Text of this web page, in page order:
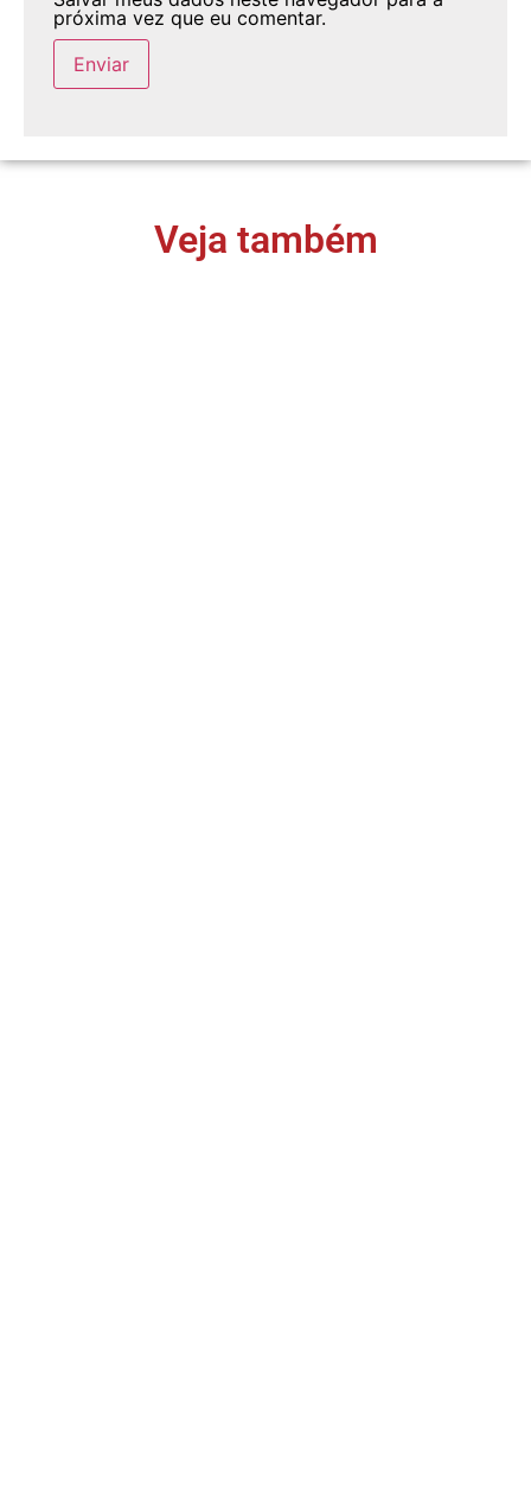
próxima vez que eu comentar.
Veja também